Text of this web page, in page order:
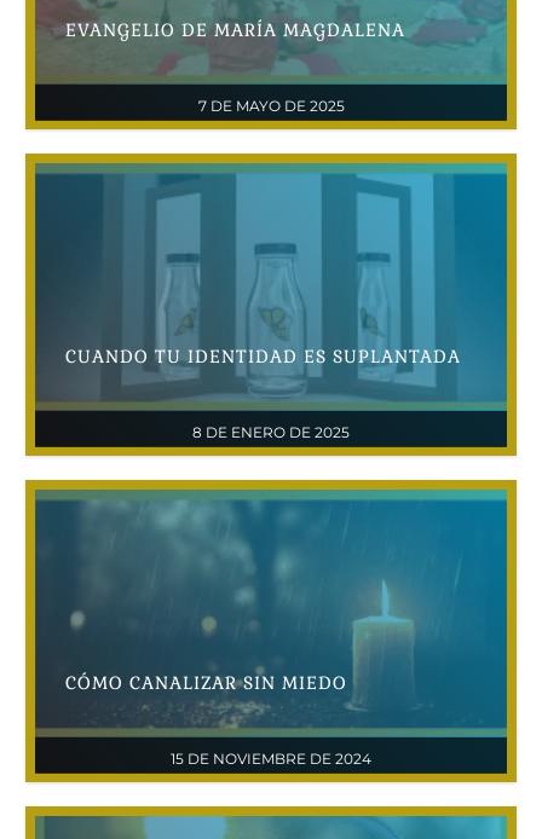
7 DE MAYO DE 2025
EVANGELIO DE MARÍA MAGDALENA
8 DE ENERO DE 2025
CUANDO TU IDENTIDAD ES SUPLANTADA
15 DE NOVIEMBRE DE 2024
CÓMO CANALIZAR SIN MIEDO